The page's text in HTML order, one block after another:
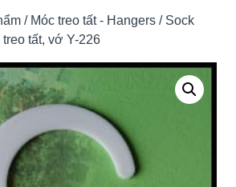
/ Móc treo tất - Hangers / Sock
tất, vớ Y-226